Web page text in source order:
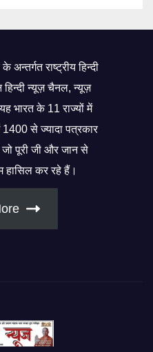
अन्तर्गत राष्ट्रीय हिन्दी
न्यूज़ चैनल, न्यूज़
भारत के 11 राज्यों में
से ज्यादा पत्रकार
जो पूरी जी और जान से
हासिल कर रहे हैं।